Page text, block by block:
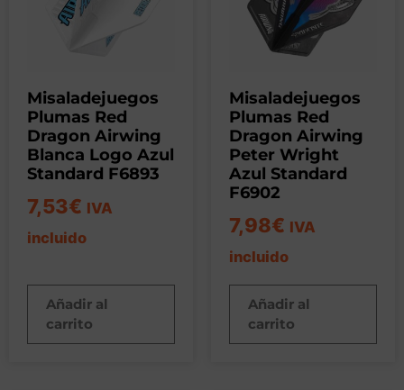
Misaladejuegos
Plumas Red
Dragon Airwing
Blanca Logo Azul
Standard F6893
7,53€ IVA
incluido
Añadir al
carrito
Misaladejuegos
Plumas Red
Dragon Airwing
Peter Wright
Azul Standard
F6902
7,98€ IVA
incluido
Añadir al
carrito